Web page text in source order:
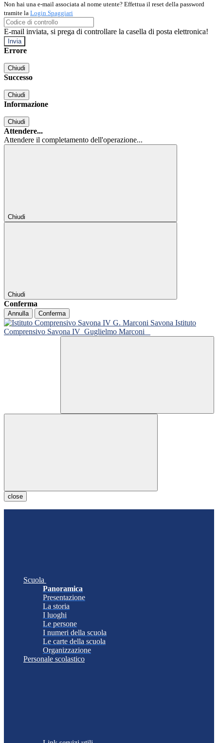
Non hai una e-mail associata al nome utente? Effettua il reset della password
tramite la Login Spaggiari
E-mail inviata, si prega di controllare la casella di posta elettronica!
Errore
Chiudi
Successo
Chiudi
Informazione
Chiudi
Attendere...
Attendere il completamento dell'operazione...
Chiudi
Chiudi
Conferma
Annulla Conferma
Istituto
Comprensivo Savona IV Guglielmo Marconi
close
Scuola
Panoramica
Presentazione
La storia
I luoghi
Le persone
I numeri della scuola
Le carte della scuola
Organizzazione
Personale scolastico